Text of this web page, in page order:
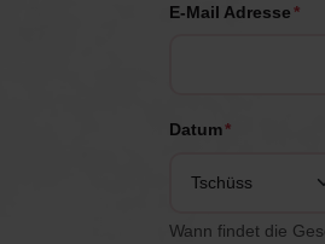
E-Mail Adresse*
Datum*
Wann findet die